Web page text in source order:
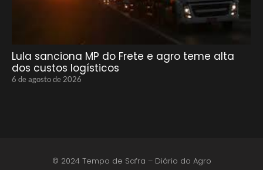
Lula sanciona MP do Frete e agro teme alta
dos custos logísticos
6 de agosto de 2026
© 2024 Tempo de Safra – Diário do Agro